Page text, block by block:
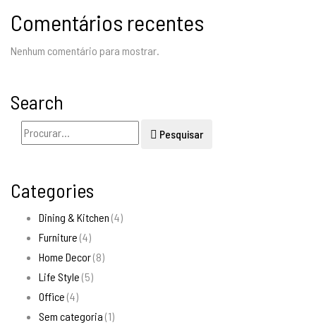
Comentários recentes
Nenhum comentário para mostrar.
Search
Pesquisar
Categories
Dining & Kitchen (4)
Furniture (4)
Home Decor(8)
Life Style (5)
Office (4)
Sem categoria (1)